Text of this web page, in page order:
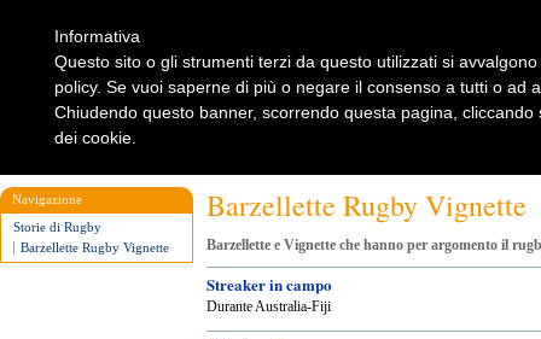
Navigazione
Storie di Rugby
Barzellette Rugby Vignette
Barzellette Rugby Vignette
Barzellette e Vignette che hanno per argomento il
Streaker in campo
Durante Australia-Fiji
Informativa
Questo sito o gli strumenti terzi da questo utilizzati si
policy. Se vuoi saperne di più o negare il consenso a tutti o ad
Chiudendo questo banner, scorrendo questa pagina,
dei cookie.